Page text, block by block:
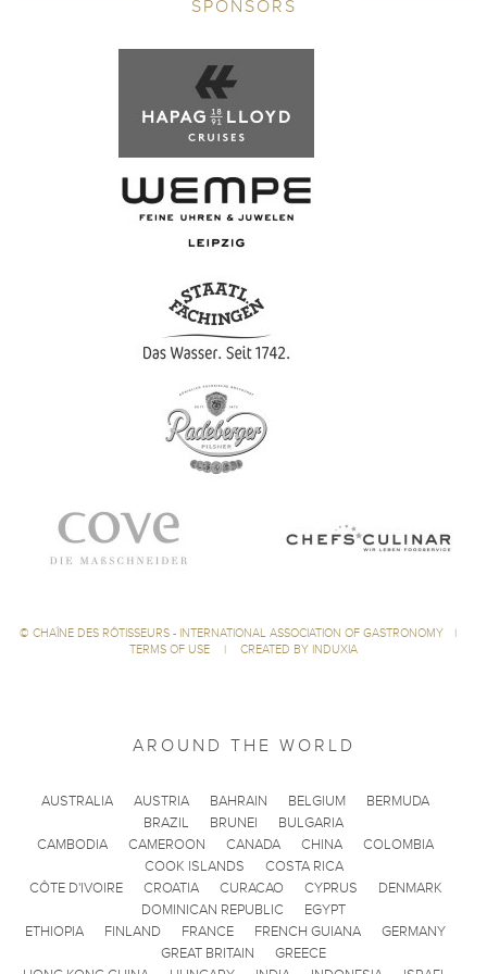
SPONSORS
© CHAÎNE DES RÔTISSEURS - INTERNATIONAL ASSOCIATION OF GASTRONOMY
|
TERMS OF USE
| CREATED BY INDUXIA
AROUND THE WORLD
AUSTRALIA AUSTRIA BAHRAIN BELGIUM
BERMUDA
BRAZIL
BRUNEI
BULGARIA
CAMBODIA
CAMEROON CANADA CHINA
COLOMBIA
COOK ISLANDS
COSTA RICA
CÔTE D'IVOIRE
CROATIA CURACAO CYPRUS
DENMARK
DOMINICAN REPUBLIC
EGYPT
ETHIOPIA
FINLAND FRANCE FRENCH GUIANA
GERMANY
GREAT BRITAIN
GREECE